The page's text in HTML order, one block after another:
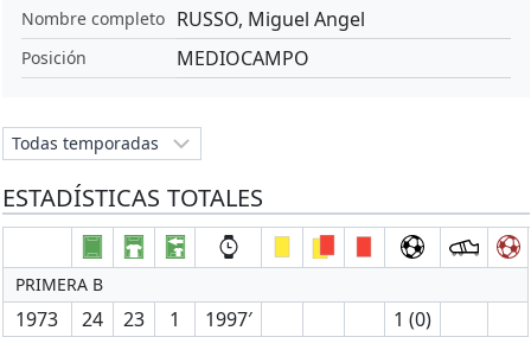
Nombre completo RUSSO, Miguel Angel
Posición MEDIOCAMPO
ESTADÍSTICAS TOTALES
PRIMERA B
1973 24 23 1 1997′
1 (0)